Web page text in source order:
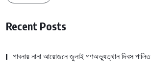
Recent Posts
পাবনায় নানা আয়োজনে জুলাই গণঅভ্যুত্থান দিবস পালিত